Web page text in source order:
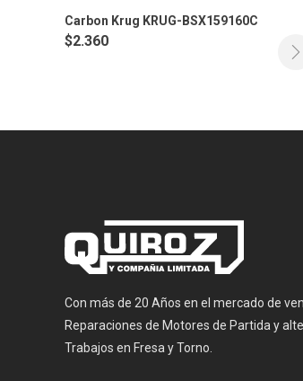
Carbon Krug KRUG-BSX159160C
$2.360
Con más de 20 Años en el mercado de
Reparaciones de Motores de Partida y
Trabajos en Fresa y Torno.